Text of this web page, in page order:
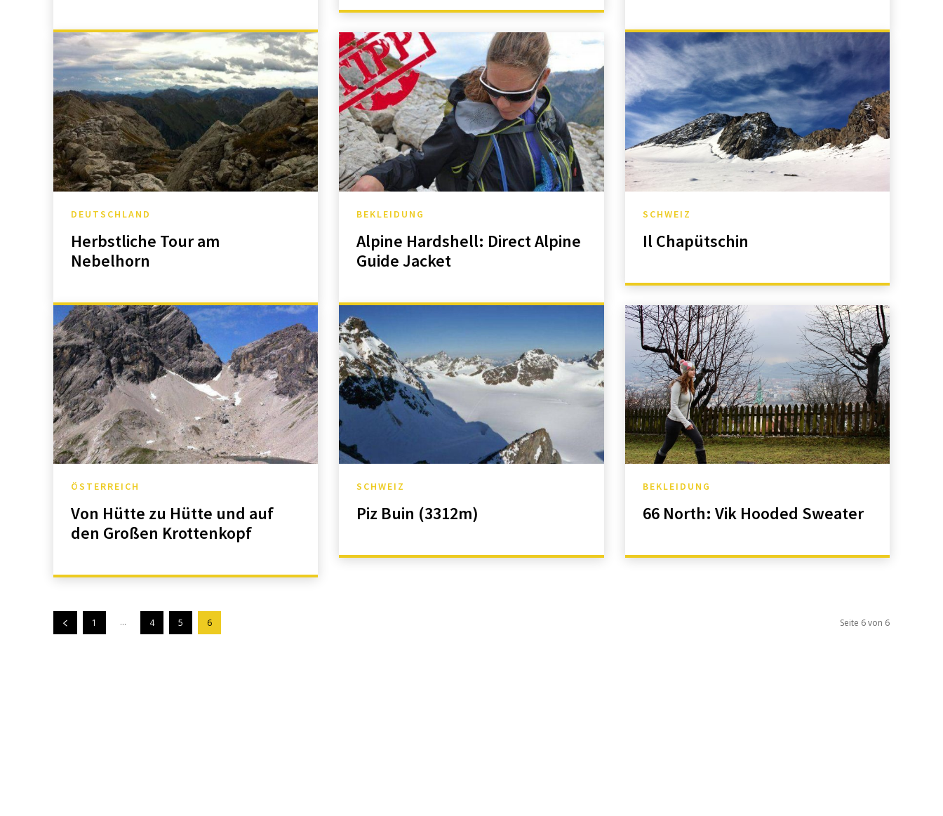
DEUTSCHLAND
Herbstliche Tour am
Nebelhorn
BEKLEIDUNG
Alpine Hardshell: Direct Alpine
Guide Jacket
SCHWEIZ
Il Chapütschin
ÖSTERREICH
Von Hütte zu Hütte und auf
den Großen Krottenkopf
SCHWEIZ
Piz Buin (3312m)
BEKLEIDUNG
66 North: Vik Hooded Sweater
1 ... 4 5 6 Seite 6 von 6